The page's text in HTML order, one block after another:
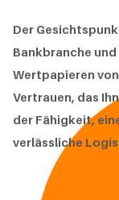
Der
Bankbranche
Wertpapieren
Vertrauen, das
der Fähigkeit,
verlässliche